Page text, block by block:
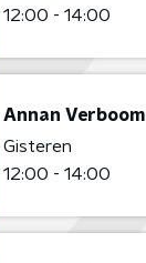
12:00 - 14:00
Annan Verboom
Gisteren
12:00 - 14:00